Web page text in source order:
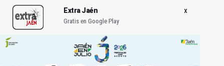
Extra Jaén
Gratis en Google Play